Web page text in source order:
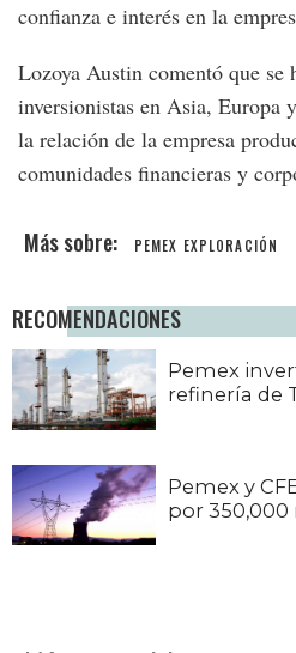
confianza e interés en la
Lozoya Austin comentó que se
inversionistas en Asia, Europa
la relación de la empresa
comunidades financieras y
PEMEX EXPLORACIÓN
RECOMENDACIONES
Pemex
refinería de
Pemex y
por